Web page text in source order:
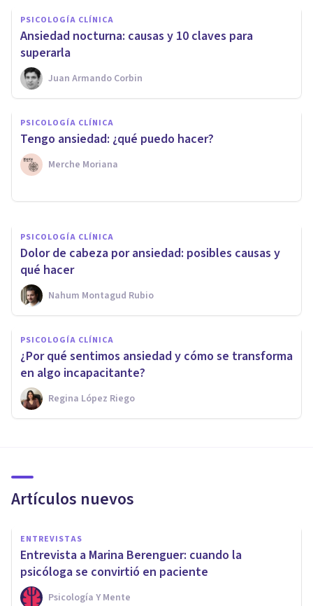
PSICOLOGÍA CLÍNICA
Ansiedad nocturna: causas y 10 claves para
superarla
Juan Armando Corbin
PSICOLOGÍA CLÍNICA
Tengo ansiedad: ¿qué puedo hacer?
Merche Moriana
Miedo a dormir (hipnofobia):
causas, síntomas y tratamiento
PSICOLOGÍA CLÍNICA
Dolor de cabeza por ansiedad: posibles causas y
qué hacer
Nahum Montagud Rubio
PSICOLOGÍA CLÍNICA
¿Por qué sentimos ansiedad y cómo se transforma
en algo incapacitante?
Regina López Riego
Artículos nuevos
ENTREVISTAS
Entrevista a Marina Berenguer: cuando la
psicóloga se convirtió en paciente
Psicología Y Mente